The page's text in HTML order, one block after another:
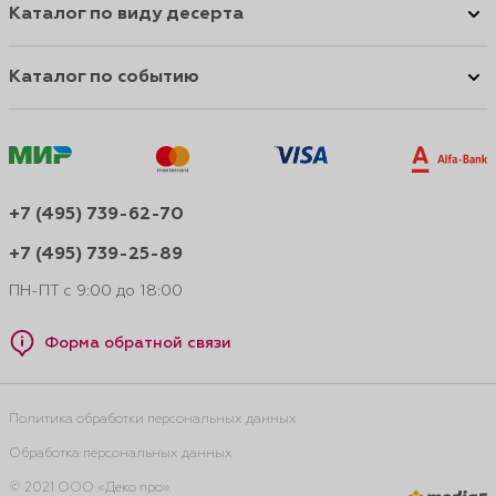
Каталог по виду десерта
Каталог по событию
+7 (495) 739-62-70
+7 (495) 739-25-89
ПН-ПТ с 9:00 до 18:00
Форма обратной связи
Политика обработки персональных данных
Обработка персональных данных
© 2021 ООО «Деко про».